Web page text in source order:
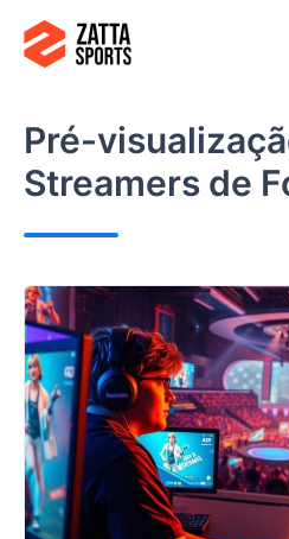
para
conteúdo
Pré-
Streamers de